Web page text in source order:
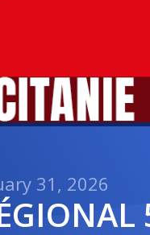
31, 2026